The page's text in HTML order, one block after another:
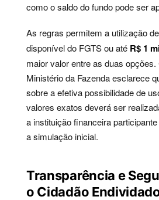
como o saldo do fundo pode ser
As regras permitem a utilização
disponível do FGTS ou até R$ 1
maior valor entre as duas opções.
Ministério da Fazenda esclarece
sobre a efetiva possibilidade de
valores exatos deverá ser
a instituição financeira
a simulação inicial.
Transparência e
o Cidadão